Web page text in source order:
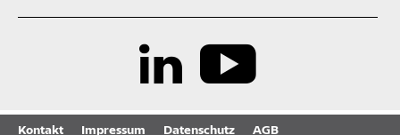
Kontakt Impressum Datenschutz AGB